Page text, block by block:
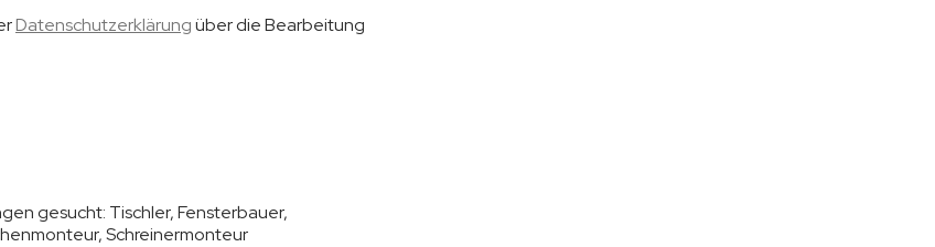
Datenschutzerklärungüber die Bearbeitung
gesucht: Tischler, Fensterbauer,
Schreinermonteur